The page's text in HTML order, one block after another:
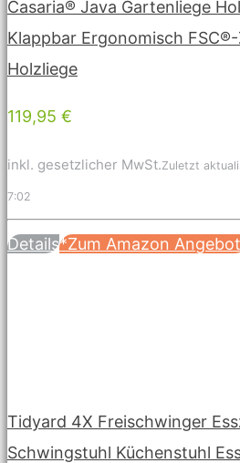
Casaria® Java Gartenliege
Klappbar Ergonomisch
Holzliege
119,95 €
inkl. gesetzlicher MwSt.Zuletzt
7:02
Details*Zum Amazon
Tidyard 4X Freischwinger
Schwingstuhl Küchenstuhl